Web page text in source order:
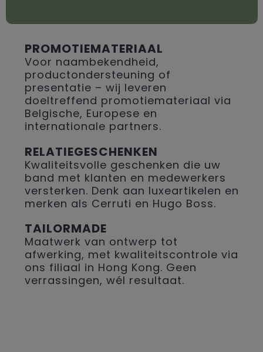
PROMOTIEMATERIAAL
Voor naambekendheid,
productondersteuning of
presentatie – wij leveren
doeltreffend promotiemateriaal via
Belgische, Europese en
internationale partners.
RELATIEGESCHENKEN
Kwaliteitsvolle geschenken die uw
band met klanten en medewerkers
versterken. Denk aan luxeartikelen en
merken als Cerruti en Hugo Boss.
TAILORMADE
Maatwerk van ontwerp tot
afwerking, met kwaliteitscontrole via
ons filiaal in Hong Kong. Geen
verrassingen, wél resultaat.